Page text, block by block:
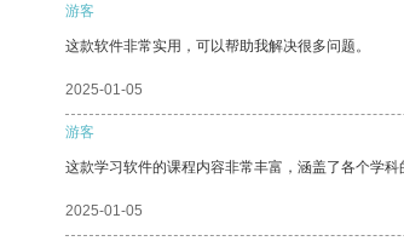
游客
这款软件非常实用，可以帮助我解决很多问题。
2025-01-05
游客
这款学习软件的课程内容非常丰富，涵盖了各个学
2025-01-05